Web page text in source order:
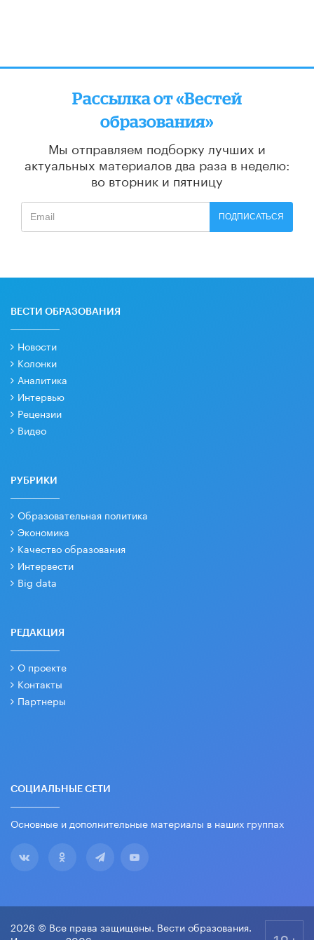
Рассылка от «Вестей
образования»
Мы отправляем подборку лучших и
актуальных материалов два раза в неделю:
во вторник и пятницу
ПОДПИСАТЬСЯ
ВЕСТИ ОБРАЗОВАНИЯ
Новости
Колонки
Аналитика
Интервью
Рецензии
Видео
РУБРИКИ
Образовательная политика
Экономика
Качество образования
Интервести
Big data
РЕДАКЦИЯ
О проекте
Контакты
Партнеры
СОЦИАЛЬНЫЕ СЕТИ
Основные и дополнительные материалы в наших группах
2026 © Все права защищены. Вести образования.